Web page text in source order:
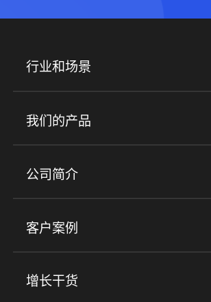
行业和场景
行业解决方案
培训机构 职业技能培训
金融行业
心理机构
我们的产品
产品
小程序商城 ERP
社群圈子
公司简介
客户案例
增长干货